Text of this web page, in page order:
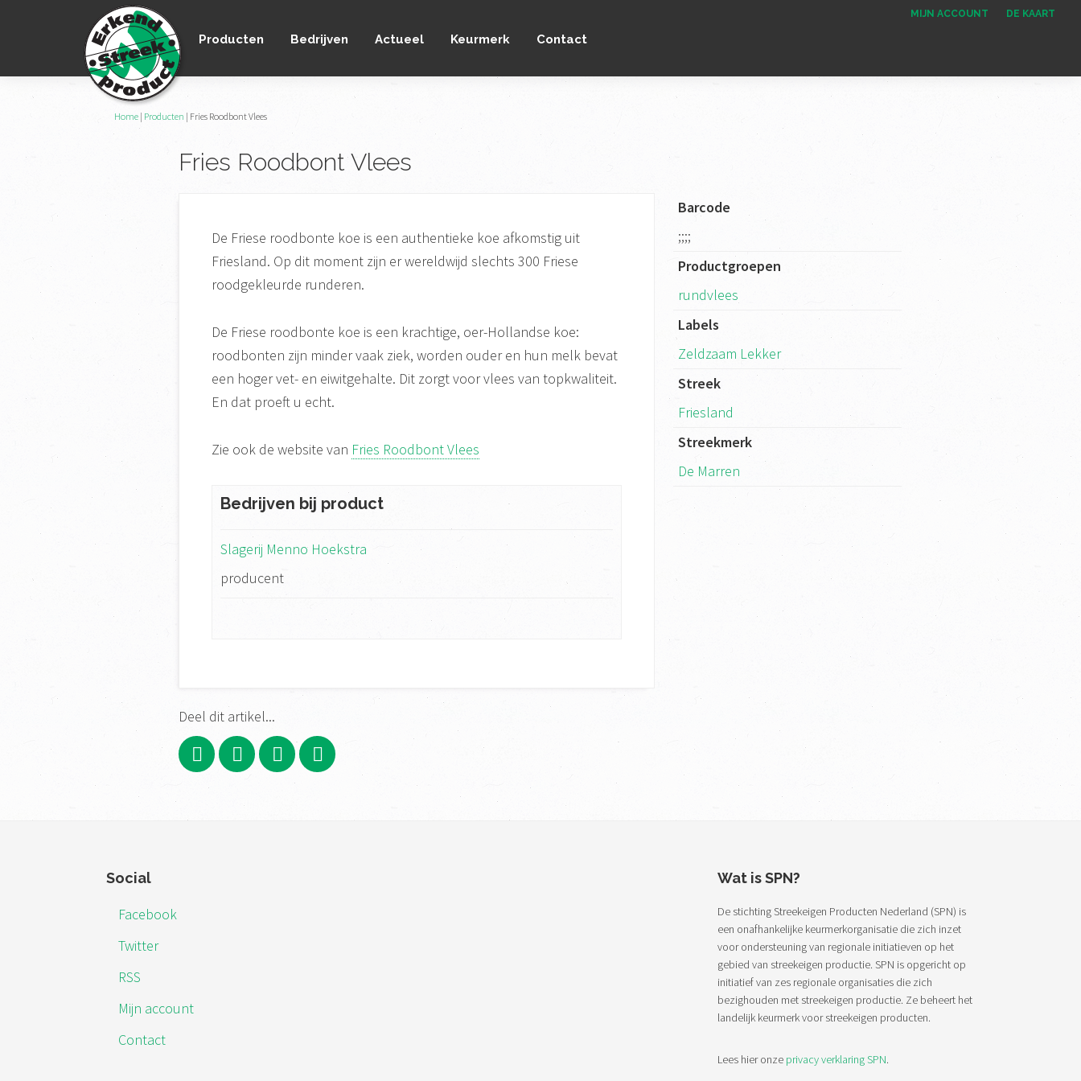
hoofdnavigatie
hoofd
voettekst
MIJN ACCOUNT DE KAART
Erkend
Streekproduct
keurmerk
streekproducten
Producten Bedrijven Actueel Keurmerk Contact
Home | Producten | Fries Roodbont Vlees
Fries Roodbont Vlees
De Friese roodbonte koe is een authentieke koe afkomstig uit
Friesland. Op dit moment zijn er wereldwijd slechts 300 Friese
roodgekleurde runderen.
De Friese roodbonte koe is een krachtige, oer-Hollandse koe:
roodbonten zijn minder vaak ziek, worden ouder en hun melk bevat
een hoger vet- en eiwitgehalte. Dit zorgt voor vlees van topkwaliteit.
En dat proeft u echt.
Zie ook de website van Fries Roodbont Vlees
Bedrijven bij product
Slagerij Menno Hoekstra
producent
Barcode
;;;;
Productgroepen
rundvlees
Labels
Zeldzaam Lekker
Streek
Friesland
Streekmerk
De Marren
Deel dit artikel...
Social
Facebook
Twitter
RSS
Mijn account
Contact
Wat is SPN?
De stichting Streekeigen Producten Nederland (SPN) is
een onafhankelijke keurmerkorganisatie die zich inzet
voor ondersteuning van regionale initiatieven op het
gebied van streekeigen productie. SPN is opgericht op
initiatief van zes regionale organisaties die zich
bezighouden met streekeigen productie. Ze beheert het
landelijk keurmerk voor streekeigen producten.
Lees hier onze privacy verklaring SPN.